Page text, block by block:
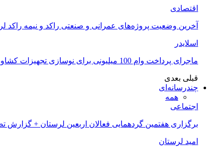
اقتصادی
آخرین وضعیت پروژه‌های عمرانی و صنعتی راکد و نیمه راکد
اسلایدر
ماجرای پرداخت وام 100 میلیونی برای نوسازی تجهیزات کشاورزان لرستانی چیست؟
قبلی بعدی
چندرسانه‌ای
همه
اجتماعی
برگزاری هفتمین گردهمایی فعالان اربعین لرستان + گزارش
امید لرستان